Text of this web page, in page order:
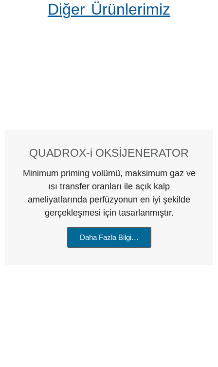
Diğer Ürünlerimiz
QUADROX-i OKSİJENERATOR
Minimum priming volümü, maksimum gaz ve
ısı transfer oranları ile açık kalp
ameliyatlarında perfüzyonun en iyi şekilde
gerçekleşmesi için tasarlanmıştır.
Daha Fazla Bilgi…